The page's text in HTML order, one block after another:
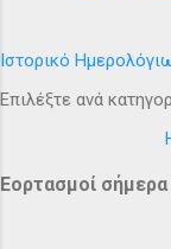
Ιστορικό
Επιλέξτε ανά
Εορτασμοί σήμερα